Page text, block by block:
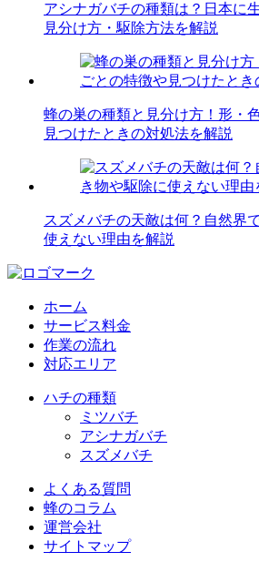
アシナガバチの種類は？日本に
見分け方・駆除方法を解説
蜂の巣の種類と見分け方！形・
見つけたときの対処法を解説
スズメバチの天敵は何？自然界
使えない理由を解説
ホーム
サービス料金
作業の流れ
対応エリア
ハチの種類
ミツバチ
アシナガバチ
スズメバチ
よくある質問
蜂のコラム
運営会社
サイトマップ